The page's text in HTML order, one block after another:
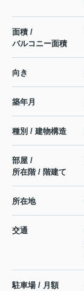
面積 /
バルコニー面積
向き
築年月
種別 / 建物構造
部屋 /
所在階 / 階建て
所在地
交通
駐車場 / 月額